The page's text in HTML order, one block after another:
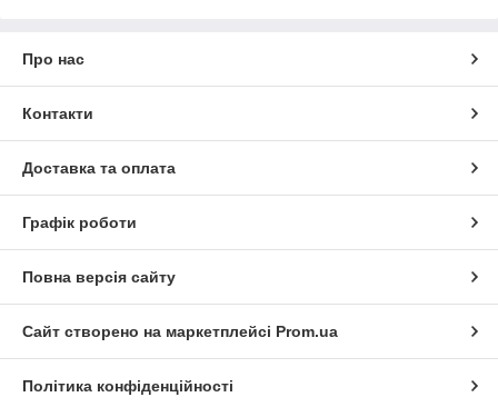
Про нас
Контакти
Доставка та оплата
Графік роботи
Повна версія сайту
Сайт створено на маркетплейсі Prom.ua
Політика конфіденційності